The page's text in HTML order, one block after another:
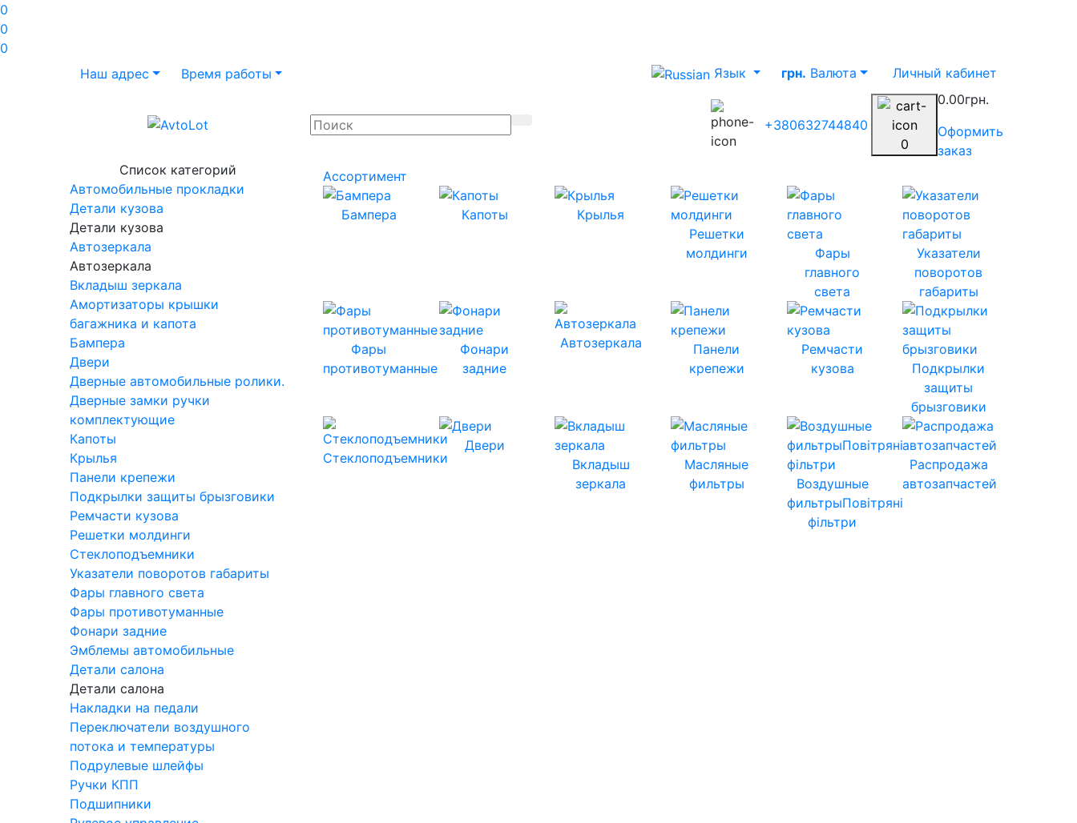
0
0
0
Наш адрес
Время работы Язык грн. Валюта Личный кабинет
+380632744840
0
0.00грн.
Оформить
заказ
Список категорий
Автомобильные прокладки
Детали кузова
Детали кузова
Автозеркала
Автозеркала
Вкладыш зеркала
Амортизаторы крышки
багажника и капота
Бампера
Двери
Дверные автомобильные ролики.
Дверные замки ручки
комплектующие
Капоты
Крылья
Панели крепежи
Подкрылки защиты брызговики
Ремчасти кузова
Решетки молдинги
Стеклоподъемники
Указатели поворотов габариты
Фары главного света
Фары противотуманные
Фонари задние
Эмблемы автомобильные
Детали салона
Детали салона
Накладки на педали
Переключатели воздушного
потока и температуры
Подрулевые шлейфы
Ручки КПП
Подшипники
Ассортимент
Бампера Капоты
Крылья
Решетки
молдинги
Фары
главного
света
Указатели
поворотов
габариты
Фары
противотуманные
Фонари
задние
Автозеркала
Панели
крепежи
Ремчасти
кузова
Подкрылки
защиты
брызговики
Стеклоподъемники
Двери
Вкладыш
зеркала
Масляные
фильтры
Воздушные
фильтрыПовітряні
фільтри
Распродажа
автозапчастей